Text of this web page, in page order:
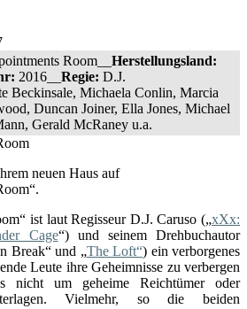
Room__ Herstellungsland:
2016__ Regie: D.J.
Beckinsale, Michaela Conlin, Marcia
Duncan Joiner, Ella Jones, Michael
Gerald McRaney u.a.
neuen Haus auf
ist laut Regisseur D.J. Caruso („xXx:
Cage“) und seinem Drehbuchautor
Break“ und „The Loft“) ein verborgenes
Leute ihre Geheimnisse zu verbergen
nicht um geheime Reichtümer oder
Vielmehr, so die beiden